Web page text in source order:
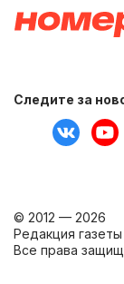
Следите за
© 2012 — 2026
Редакция газеты
Все права